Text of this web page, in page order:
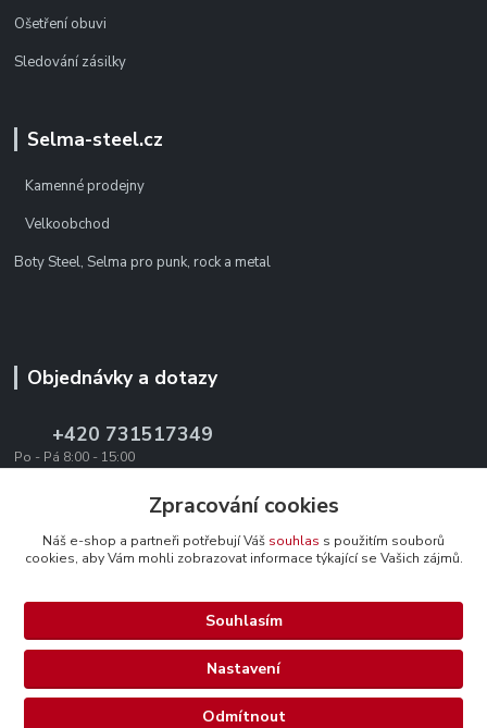
Ošetření obuvi
Sledování zásilky
Selma-steel.cz
Kamenné prodejny
Velkoobchod
Boty Steel, Selma pro punk, rock a metal
Objednávky a dotazy
+420 731517349
Po - Pá 8:00 - 15:00
office@texevo.cz
Upravit sběr cookies.
Selma-steel.cz - Všechna práva vyhrazena.
Zpracování cookies
Náš e-shop a partneři potřebují Váš souhlas s použitím souborů
cookies, aby Vám mohli zobrazovat informace týkající se Vašich zájmů.
Nastavení
Souhlasím